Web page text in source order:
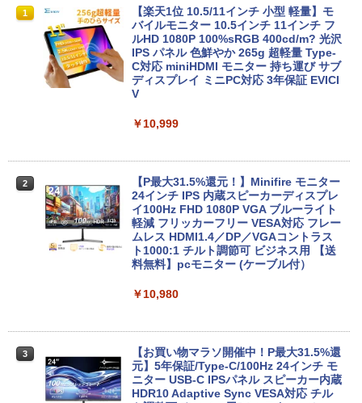
1
【★最大100%ポイント】【大特価!訳あ
り!】富士通 LIFEBOOK A576/第6世代 C
ore i3/メモリ:4GB/SSD:128GB/15.6型液
晶/USB 3.0/VGA/HDMI/DVD/Office/中古
パソコン ノートパソコン Windows11 W
indows10
ノートパソコン Windows11 Pro Office
付き Panasonic Let's note CF-NX3 第4
世代 Core i5 メモリ8GB 高速SSD256GB
12.1インチ Bluetoot WEBカメラ Wi-Fi
HDMI 初期設定済み 送料無料 90日保証
￥9,800
第7世代 | Core i5 7200U 2.5(～最大3.1)
GHz | MEM:8GB | HDD:500GB | DVDマ
ルチ | 無線LAN:あり | テンキー | Win11P
ro64Bit | ACアダプター付属
1
R309-Apple Mac mini A1347 1点 MacO
S Catalina 10.15.7/CPU Core i5-4260U/
メモリ 4GB/SATA 500GB intel HD Grap
hics 5000 1536MB グラフィックス搭載
★送料無料【中古動作品】
￥6,480
第9世代 | Core i3 9100 3.6(〜最大4.2)G
Hz | MEM:8GB | SSD:256GB(新品) | DV
Dマルチ | Win11Pro64bit
￥15,000
【エントリーでポイント100％還元のチ
2.9GHz ミニパソコン M.2 2242 SATA WI
FI6 Bluetooth5.2 4K 2画面出力 デスク
トップPC NucBox みにpc 省エネ オフィ
ス
1
【楽天1位 10.5/11インチ 小型 軽量】モ
バイルモニター 10.5インチ 11インチ フ
ルHD 1080P 100%sRGB 400cd/m? 光沢
IPS パネル 色鮮やか 265g 超軽量 Type-
C対応 miniHDMI モニター 持ち運び サブ
ディスプレイ ミニPC対応 3年保証 EVICI
V
￥10,999
2
【P最大31.5%還元！】Minifire モニター
24インチ IPS 内蔵スピーカーディスプレ
イ100Hz FHD 1080P VGA ブルーライト
軽減 フリッカーフリー VESA対応 フレー
ムレス HDMI1.4／DP／VGAコントラス
ト1000:1 チルト調節可 ビジネス用 【送
料無料】pcモニター (ケーブル付）
￥10,980
3
【お買い物マラソ開催中！P最大31.5%還
元】5年保証/Type-C/100Hz 24インチ モ
ニター USB-C IPSパネル スピーカー内蔵
HDR10 Adaptive Sync VESA対応 チル